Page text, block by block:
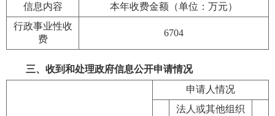
信息内容
本年收费金额（单位：万元）
行政事业性收
费
6704
三、收到和处理政府信息公开申请情况
申请人情况
法人或其他组织